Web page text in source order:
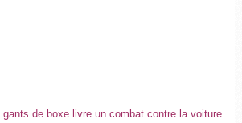
de boxe livre un combat contre la voiture